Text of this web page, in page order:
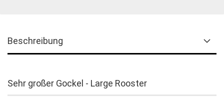
Beschreibung
Sehr großer Gockel - Large Rooster